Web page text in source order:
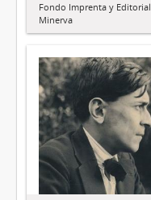
Fondo Imprenta y Editorial
Minerva